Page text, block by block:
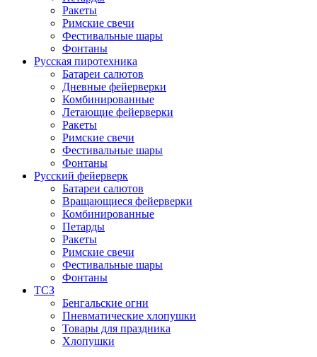
Ракеты
Римские свечи
Фестивальные шары
Фонтаны
Русская пиротехника
Батареи салютов
Дневные фейерверки
Комбинированные
Летающие фейерверки
Ракеты
Римские свечи
Фестивальные шары
Фонтаны
Русский фейерверк
Батареи салютов
Вращающиеся фейерверки
Комбинированные
Петарды
Ракеты
Римские свечи
Фестивальные шары
Фонтаны
ТСЗ
Бенгальские огни
Пневматические хлопушки
Товары для праздника
Хлопушки